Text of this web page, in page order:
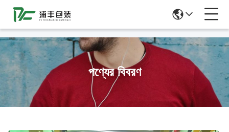
পণ্যের বিবরণ